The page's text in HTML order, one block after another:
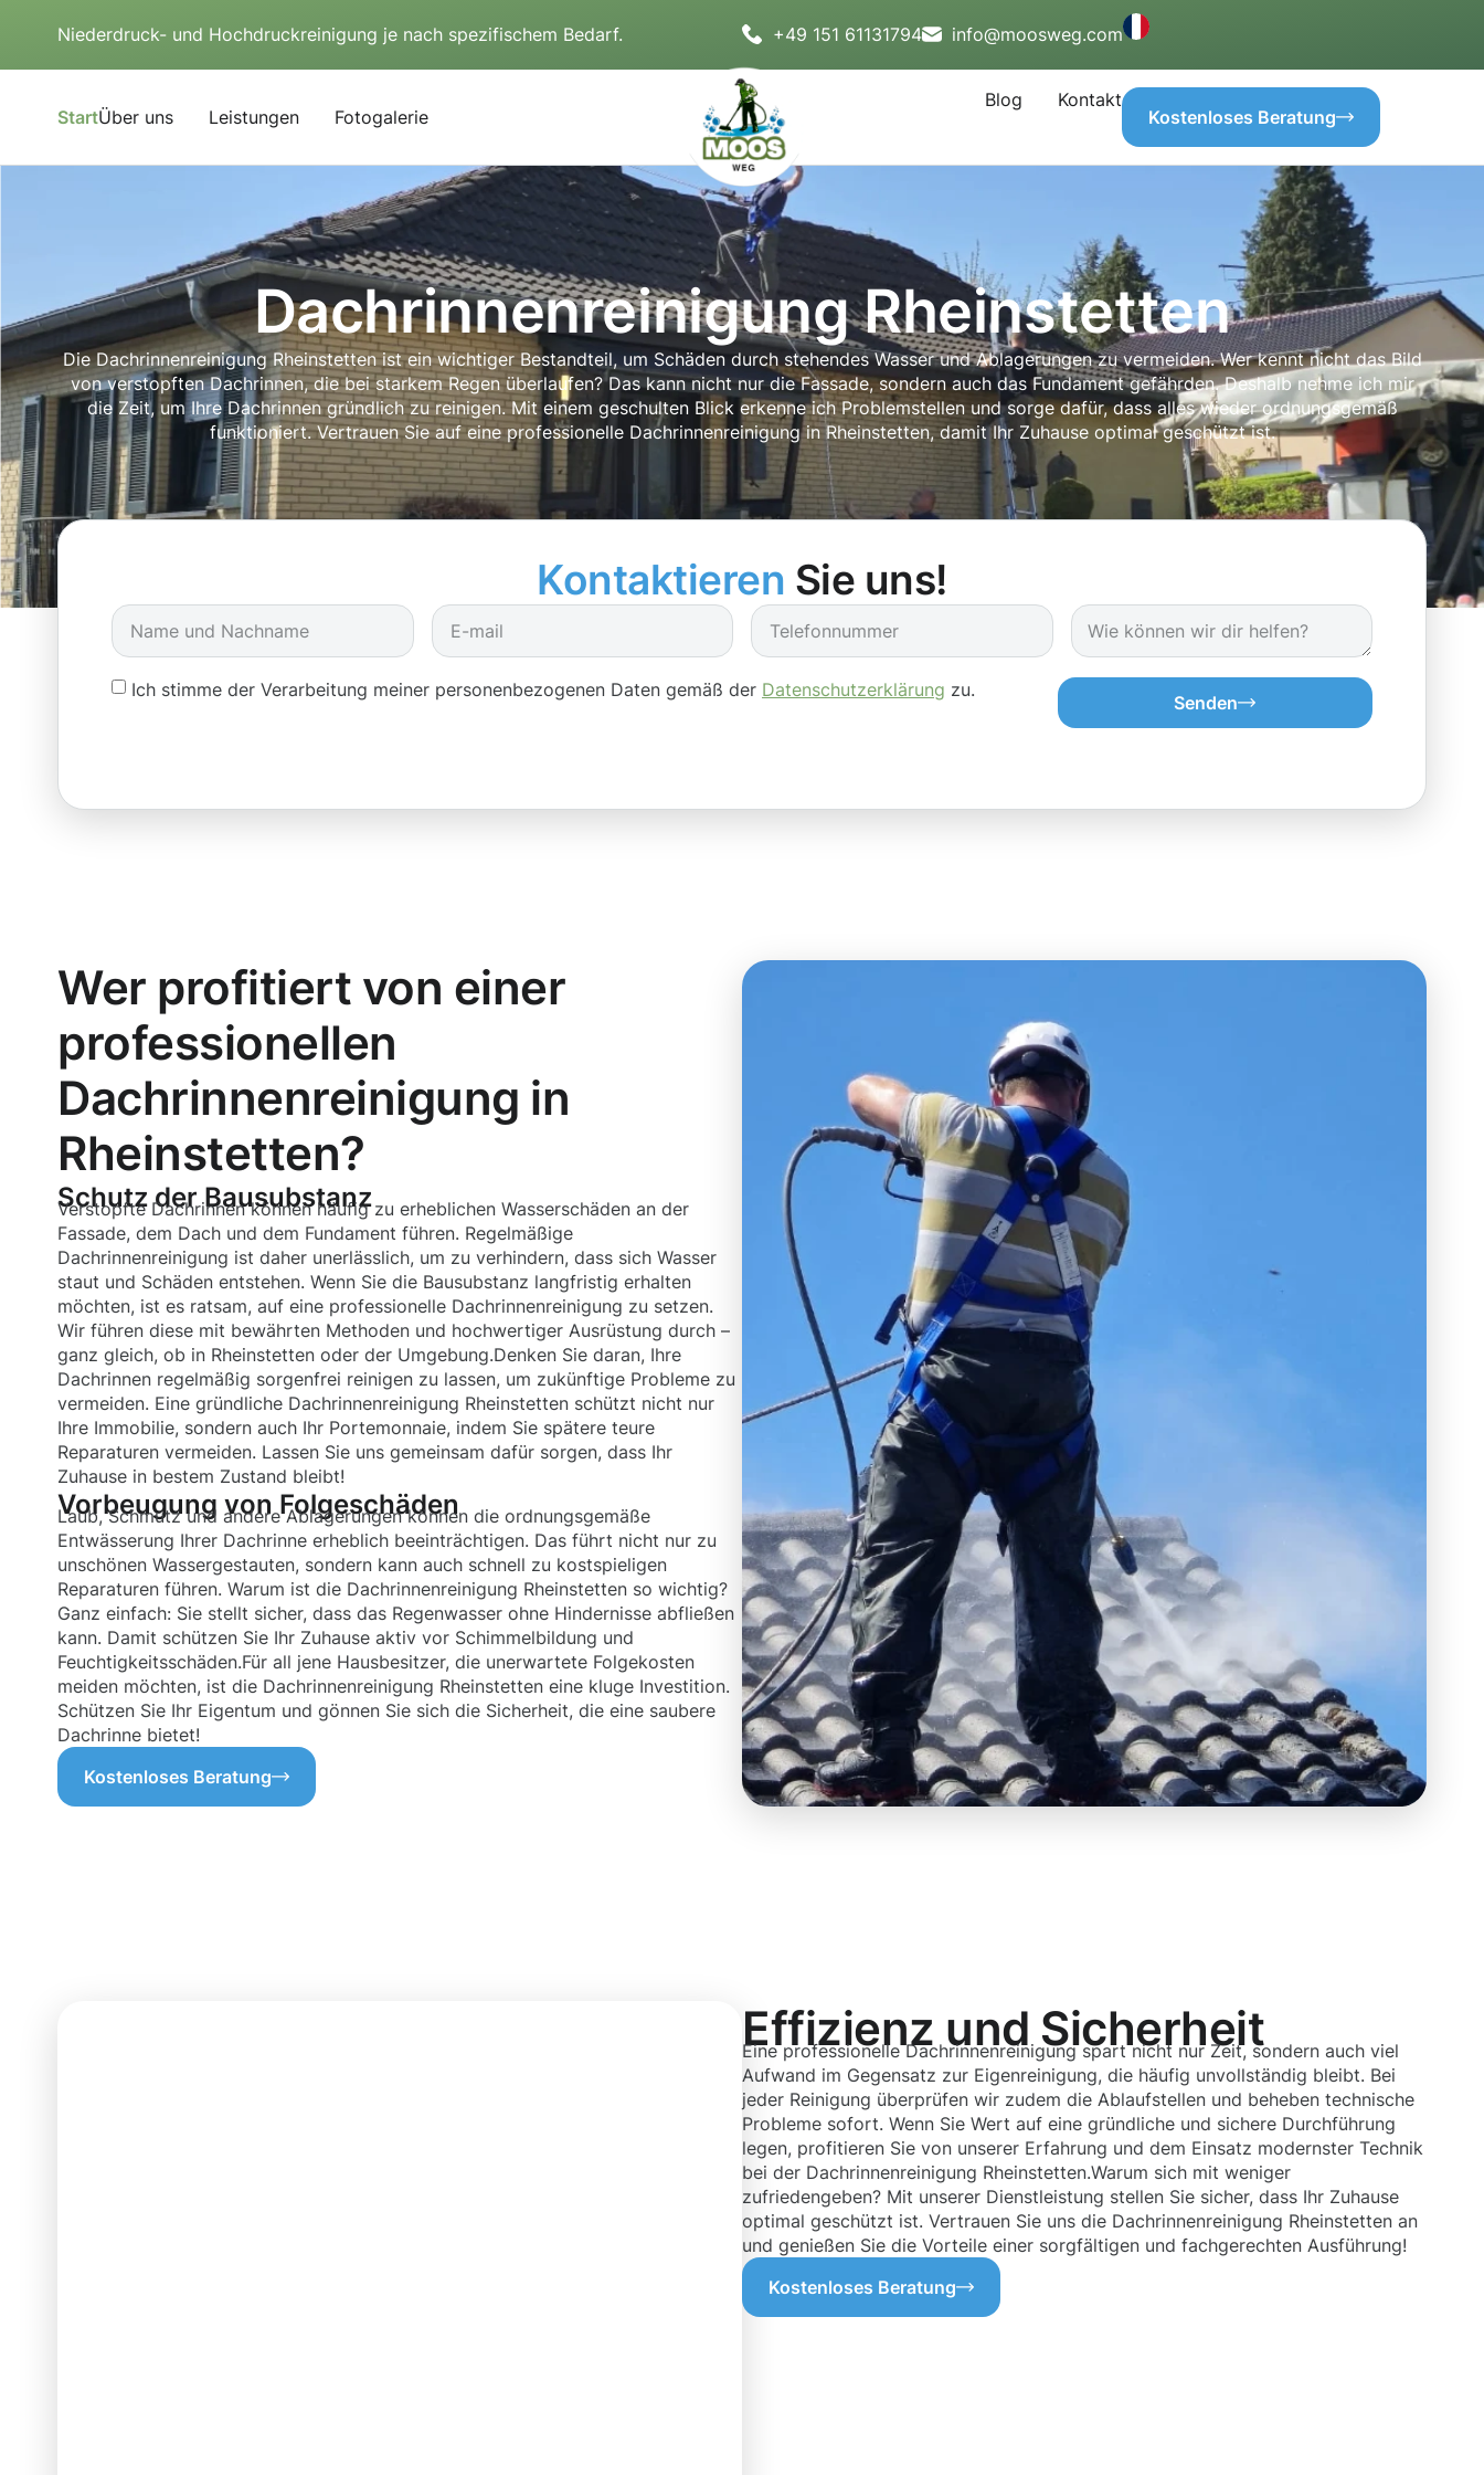
Niederdruck- und Hochdruckreinigung je nach spezifischem Bedarf. +49 151 61131794 info@moosweg.com
StartÜber uns Leistungen Fotogalerie
Blog
Kontakt
Kostenloses Beratung
Dachrinnenreinigung Rheinstetten
Die Dachrinnenreinigung Rheinstetten ist ein wichtiger Bestandteil, um Schäden durch stehendes Wasser und Ablagerungen zu vermeiden. Wer kennt nicht das Bild
von verstopften Dachrinnen, die bei starkem Regen überlaufen? Das kann nicht nur die Fassade, sondern auch das Fundament gefährden. Deshalb nehme ich mir
die Zeit, um Ihre Dachrinnen gründlich zu reinigen. Mit einem geschulten Blick erkenne ich Problemstellen und sorge dafür, dass alles wieder ordnungsgemäß
funktioniert. Vertrauen Sie auf eine professionelle Dachrinnenreinigung in Rheinstetten, damit Ihr Zuhause optimal geschützt ist.
Kontaktieren Sie uns!
Ich stimme der Verarbeitung meiner personenbezogenen Daten gemäß der Datenschutzerklärung zu.
Senden
Wer profitiert von einer
professionellen
Dachrinnenreinigung in
Rheinstetten?
Schutz der Bausubstanz
Verstopfte Dachrinnen können häufig zu erheblichen Wasserschäden an der
Fassade, dem Dach und dem Fundament führen. Regelmäßige
Dachrinnenreinigung ist daher unerlässlich, um zu verhindern, dass sich Wasser
staut und Schäden entstehen. Wenn Sie die Bausubstanz langfristig erhalten
möchten, ist es ratsam, auf eine professionelle Dachrinnenreinigung zu setzen.
Wir führen diese mit bewährten Methoden und hochwertiger Ausrüstung durch –
ganz gleich, ob in Rheinstetten oder der Umgebung.Denken Sie daran, Ihre
Dachrinnen regelmäßig sorgenfrei reinigen zu lassen, um zukünftige Probleme zu
vermeiden. Eine gründliche Dachrinnenreinigung Rheinstetten schützt nicht nur
Ihre Immobilie, sondern auch Ihr Portemonnaie, indem Sie spätere teure
Reparaturen vermeiden. Lassen Sie uns gemeinsam dafür sorgen, dass Ihr
Zuhause in bestem Zustand bleibt!
Vorbeugung von Folgeschäden
Laub, Schmutz und andere Ablagerungen können die ordnungsgemäße
Entwässerung Ihrer Dachrinne erheblich beeinträchtigen. Das führt nicht nur zu
unschönen Wassergestauten, sondern kann auch schnell zu kostspieligen
Reparaturen führen. Warum ist die Dachrinnenreinigung Rheinstetten so wichtig?
Ganz einfach: Sie stellt sicher, dass das Regenwasser ohne Hindernisse abfließen
kann. Damit schützen Sie Ihr Zuhause aktiv vor Schimmelbildung und
Feuchtigkeitsschäden.Für all jene Hausbesitzer, die unerwartete Folgekosten
meiden möchten, ist die Dachrinnenreinigung Rheinstetten eine kluge Investition.
Schützen Sie Ihr Eigentum und gönnen Sie sich die Sicherheit, die eine saubere
Dachrinne bietet!
Kostenloses Beratung
Effizienz und Sicherheit
Eine professionelle Dachrinnenreinigung spart nicht nur Zeit, sondern auch viel
Aufwand im Gegensatz zur Eigenreinigung, die häufig unvollständig bleibt. Bei
jeder Reinigung überprüfen wir zudem die Ablaufstellen und beheben technische
Probleme sofort. Wenn Sie Wert auf eine gründliche und sichere Durchführung
legen, profitieren Sie von unserer Erfahrung und dem Einsatz modernster Technik
bei der Dachrinnenreinigung Rheinstetten.Warum sich mit weniger
zufriedengeben? Mit unserer Dienstleistung stellen Sie sicher, dass Ihr Zuhause
optimal geschützt ist. Vertrauen Sie uns die Dachrinnenreinigung Rheinstetten an
und genießen Sie die Vorteile einer sorgfältigen und fachgerechten Ausführung!
Kostenloses Beratung